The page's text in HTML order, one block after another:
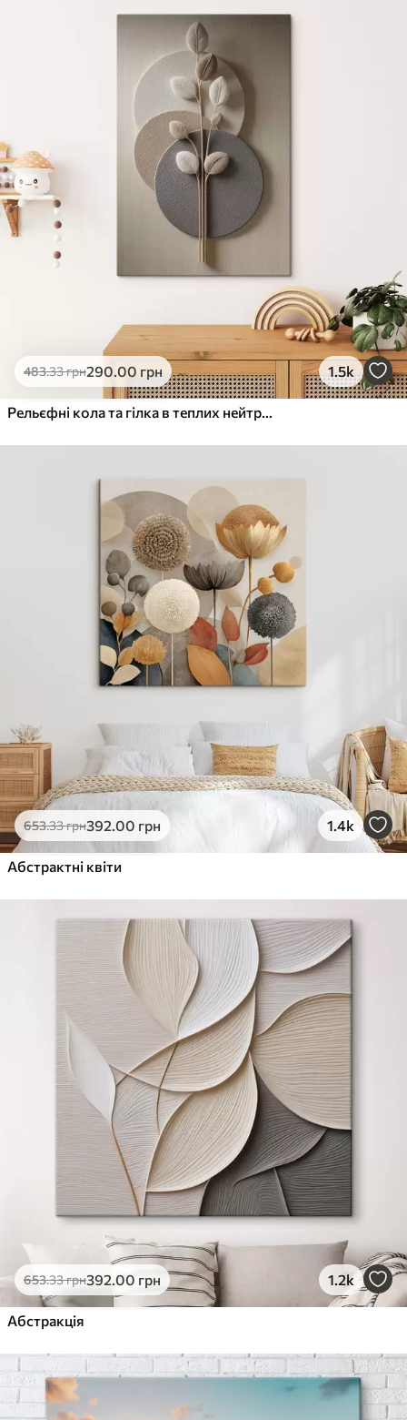
Яскраві, насичені кольори
Стійкість до вицвітання
Безпечне чорнило без запаху
Поверхня з текстурою полотна
Екологічний матеріал
Преміум
Від363
Яскраві, насичені кольори
Стійкість до вицвітання
Безпечне чорнило без запаху
Поверхня з текстурою полотна
Еко-Преміум
.00грн
✓Яскраві, насичені кольори
Поверхня з текстурою полотна
Екологічний матеріал
483.33грн290.00 грн 1.5k
Рельєфні кола та гілка в теплих нейтральних тонах
653.33грн392.00 грн 1.4k
Абстрактні квіти
653.33грн392.00 грн 1.2k
Абстракція